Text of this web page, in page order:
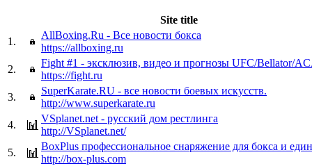
Site title
1.
AllBoxing.Ru - Все новости бокса
https://allboxing.ru
2.
Fight #1 - эксклюзив, видео и прогнозы UFC/Bellator/
https://fight.ru
3.
SuperKarate.RU - все новости боевых искусств.
http://www.superkarate.ru
4.
VSplanet.net - русский дом рестлинга
http://VSplanet.net/
5.
BoxPlus профессиональное снаряжение для бокса и
http://box-plus.com